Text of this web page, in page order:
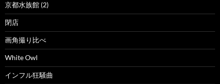
京都水族館 (2)
閉店
画角撮り比べ
White Owl
インフル狂騒曲